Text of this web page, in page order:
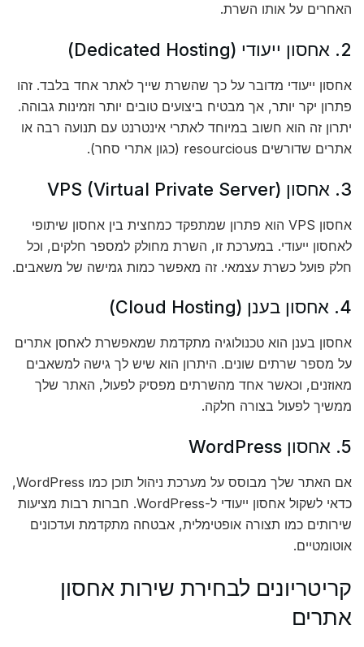
האחרים על אותו השרת.
2. אחסון ייעודי (Dedicated Hosting)
אחסון ייעודי מדובר על כך שהשרת שייך לאתר אחד בלבד. זהו
פתרון יקר יותר, אך מבטיח ביצועים טובים יותר וזמינות גבוהה.
יתרון זה הוא חשוב במיוחד לאתרי אינטרנט עם תנועה רבה או
אתרים שדורשים resourcious (כגון אתרי סחר).
3. אחסון VPS (Virtual Private Server)
אחסון VPS הוא פתרון שמתפקד כמחצית בין אחסון שיתופי
לאחסון ייעודי. במערכת זו, השרת מחולק למספר חלקים, וכל
חלק פועל כשרת עצמאי. זה מאפשר כמות גמישה של משאבים.
4. אחסון בענן (Cloud Hosting)
אחסון בענן הוא טכנולוגיה מתקדמת שמאפשרת לאחסן אתרים
על מספר שרתים שונים. היתרון הוא שיש לך גישה למשאבים
מאוזנים, וכאשר אחד מהשרתים מפסיק לפעול, האתר שלך
ממשיך לפעול בצורה חלקה.
5. אחסון WordPress
אם האתר שלך מבוסס על מערכת ניהול תוכן כמו WordPress,
כדאי לשקול אחסון ייעודי ל-WordPress. חברות רבות מציעות
שירותים כמו תצורה אופטימלית, אבטחה מתקדמת ועדכונים
אוטומטיים.
קריטריונים לבחירת שירות אחסון
אתרים